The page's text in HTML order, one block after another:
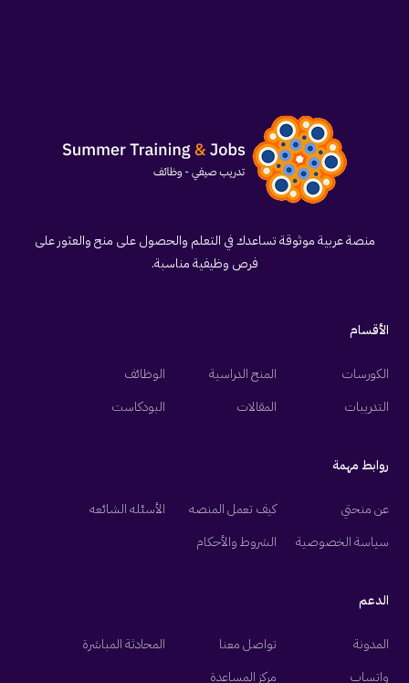
منصة عربية موثوقة تساعدك في التعلم والحصول على منح والعثور على
فرص وظيفية مناسبة.
الأقسام
الكورسات المنح الدراسية
الوظائف
التدريبات
المقالات البودكاست
روابط مهمة
عن منحتي كيف تعمل المنصه
الأسئله الشائعه
سياسة الخصوصية
الشروط والأحكام
الدعم
المدونة تواصل معنا
المحادثة المباشرة
واتساب
مركز المساعدة